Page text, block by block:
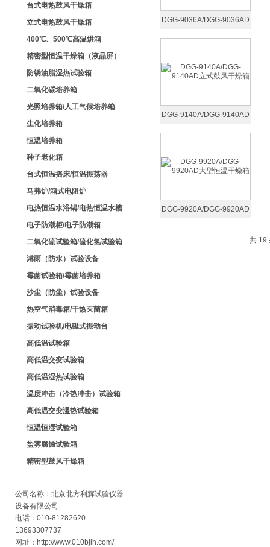
台式电热鼓风干燥箱
立式电热鼓风干燥箱
400℃、500℃高温烘箱
精密型恒温干燥箱（液晶屏）
防锈油脂湿热试验箱
二氧化碳培养箱
光照培养箱/人工气候培养箱
生化培养箱
恒温培养箱
种子老化箱
台式恒温摇床/恒温振荡器
马弗炉/箱式电阻炉
电热恒温水浴锅/电热恒温水槽
电子防潮柜/电子防潮箱
二氧化硫试验箱/硫化氢试验箱
淋雨（防水）试验设备
霉菌试验箱/霉菌培养箱
沙尘（防尘）试验设备
热空气消毒箱/干热灭菌箱
振动试验机/电磁式振动台
高低温试验箱
高低温交变试验箱
高低温湿热试验箱
温度冲击（冷热冲击）试验箱
高低温交变湿热试验箱
恒温恒湿试验箱
盐雾腐蚀试验箱
精密型鼓风干燥箱
公司名称：北京北方利辉试验仪器
设备有限公司
电话：010-81282620
13693307737
网址： http://www.010bjlh.com/
DGG-9036A/DGG-9036AD
小型高温烘箱
DGG-9140A/DGG-9140AD
立式鼓风干燥箱
DGG-9920A/DGG-9920AD
共 19